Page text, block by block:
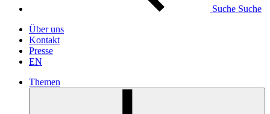
Suche Suche
Über uns
Kontakt
Presse
EN
Themen